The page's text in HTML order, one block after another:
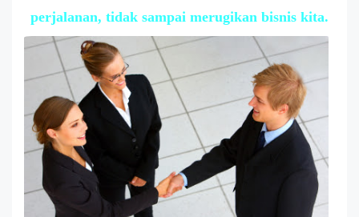
perjalanan, tidak sampai merugikan bisnis kita.